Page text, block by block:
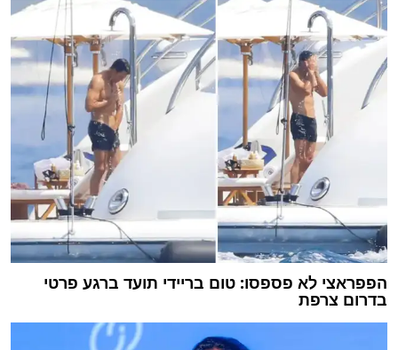
הפפראצי לא פספסו: טום בריידי תועד ברגע פרטי
בדרום צרפת